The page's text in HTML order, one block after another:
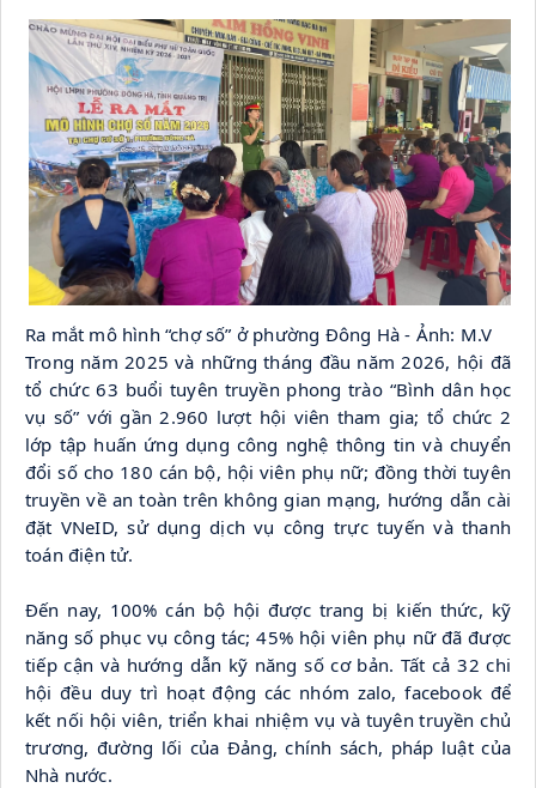
Ra mắt mô hình “chợ số” ở phường Đông Hà - Ảnh: M.V
Trong năm 2025 và những tháng đầu năm 2026, hội đã
tổ chức 63 buổi tuyên truyền phong trào “Bình dân học
vụ số” với gần 2.960 lượt hội viên tham gia; tổ chức 2
lớp tập huấn ứng dụng công nghệ thông tin và chuyển
đổi số cho 180 cán bộ, hội viên phụ nữ; đồng thời tuyên
truyền về an toàn trên không gian mạng, hướng dẫn cài
đặt VNeID, sử dụng dịch vụ công trực tuyến và thanh
toán điện tử.
Đến nay, 100% cán bộ hội được trang bị kiến thức, kỹ
năng số phục vụ công tác; 45% hội viên phụ nữ đã được
tiếp cận và hướng dẫn kỹ năng số cơ bản. Tất cả 32 chi
hội đều duy trì hoạt động các nhóm zalo, facebook để
kết nối hội viên, triển khai nhiệm vụ và tuyên truyền chủ
trương, đường lối của Đảng, chính sách, pháp luật của
Nhà nước.